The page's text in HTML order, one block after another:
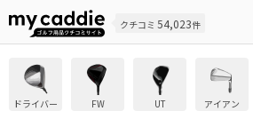
クチコミ 54,023件
ドライバー FW UT アイアン